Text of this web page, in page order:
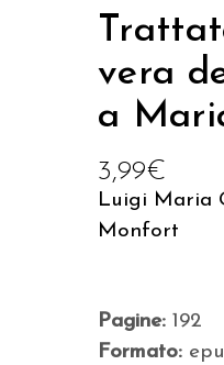
vera
a
3,99€
Luigi Maria
Monfort
Pagine: 192
Formato: